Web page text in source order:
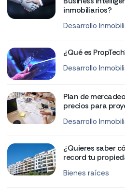
inmobiliarios?
Desarrollo
¿Qué es
Desarrollo
Plan de
precios para
Desarrollo
¿Quieres saber
record tu
Bienes raíces